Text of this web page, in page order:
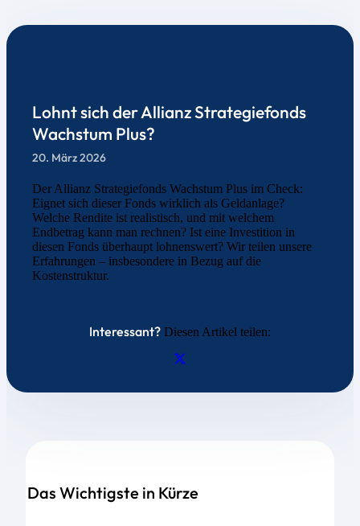
Lohnt sich der Allianz Strategiefonds
Wachstum Plus?
20. März 2026
Der Allianz Strategiefonds Wachstum Plus im Check:
Eignet sich dieser Fonds wirklich als Geldanlage?
Welche Rendite ist realistisch, und mit welchem
Endbetrag kann man rechnen? Ist eine Investition in
diesen Fonds überhaupt lohnenswert? Wir teilen unsere
Erfahrungen – insbesondere in Bezug auf die
Kostenstruktur.
Interessant? Diesen Artikel teilen:
Das Wichtigste in Kürze